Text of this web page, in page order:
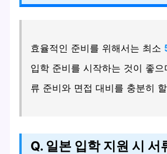
효율적인 준비를 위해서는 최소
입학 준비를 시작하는 것이 좋
류 준비와 면접 대비를 충분히
Q. 일본 입학 지원 시 서